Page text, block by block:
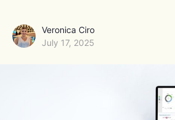
Veronica Ciro
July 17, 2025